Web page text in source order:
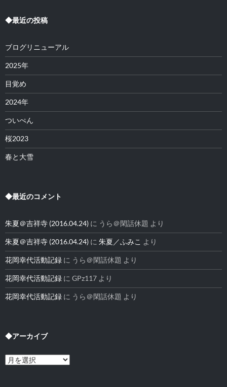
◆最近の投稿
ブログリニューアル
2025年
目覚め
2024年
ついぺん
桜2023
春と大雪
◆最近のコメント
朱夏＠吉祥寺 (2016.04.24) に うら＠閑話休題 より
朱夏＠吉祥寺 (2016.04.24) に 朱夏／ふみこ より
花岡幸代活動記録 に うら＠閑話休題 より
花岡幸代活動記録 に GPz117 より
花岡幸代活動記録 に うら＠閑話休題 より
◆アーカイブ
◆
ア